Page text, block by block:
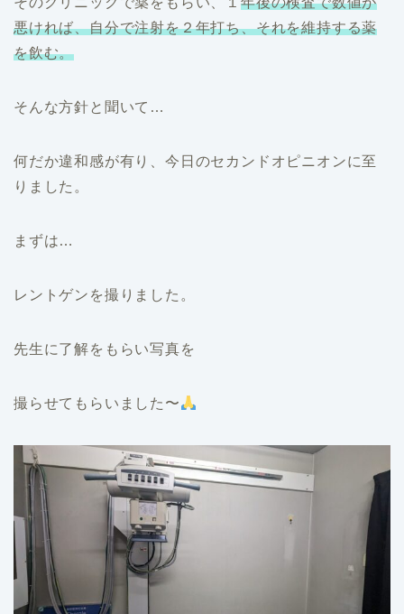
悪ければ、自分で注射を２年打ち、それを維持する薬
を飲む。
そんな方針と聞いて…
何だか違和感が有り、今日のセカンドオピニオンに至
りました。
まずは…
レントゲンを撮りました。
先生に了解をもらい写真を
撮らせてもらいました〜